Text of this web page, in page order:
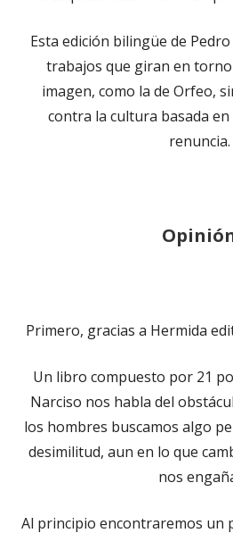
Esta edición bilingüe de
trabajos que giran en
imagen, como la de Orfeo,
contra la cultura basada
renuncia.
Primero, gracias a Hermida
Un libro compuesto por 21
Narciso nos habla del
los hombres buscamos algo
desimilitud, aun en lo que
nos
Al principio encontraremos un